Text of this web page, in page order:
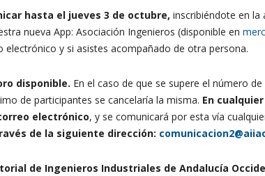
hasta el jueves 3 de octubre, inscribiéndote en la
nueva App: Asociación Ingenieros (disponible en
y si asistes acompañado de otra persona.
disponible. En el caso de que se supere el número
de participantes se cancelaría la misma. En
electrónico, y se comunicará por esta vía
de la siguiente dirección:
de Ingenieros Industriales de Andalucía